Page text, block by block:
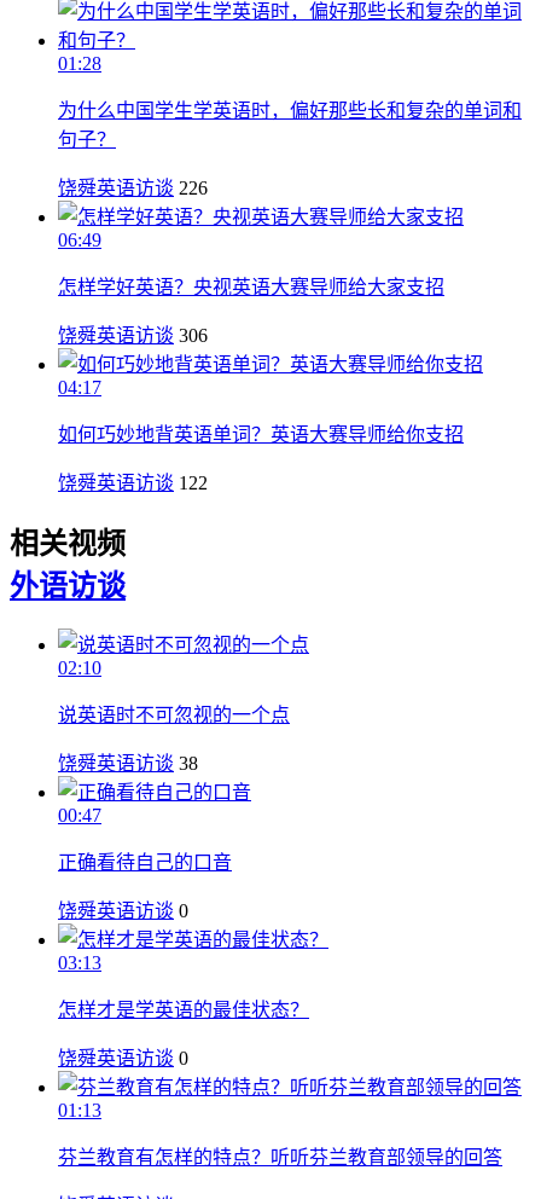
01:28
为什么中国学生学英语时，偏好那些长和复杂的单词和
句子？
饶舜英语访谈 226
06:49
怎样学好英语？央视英语大赛导师给大家支招
饶舜英语访谈 306
04:17
如何巧妙地背英语单词？英语大赛导师给你支招
饶舜英语访谈 122
相关视频
外语访谈
02:10
说英语时不可忽视的一个点
饶舜英语访谈 38
00:47
正确看待自己的口音
饶舜英语访谈 0
03:13
怎样才是学英语的最佳状态？
饶舜英语访谈 0
01:13
芬兰教育有怎样的特点？听听芬兰教育部领导的回答